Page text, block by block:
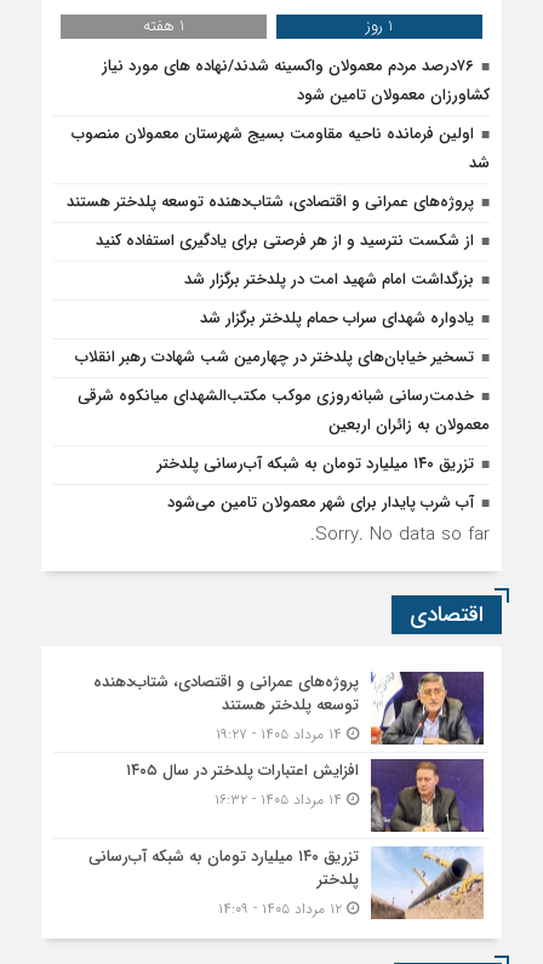
1 روز
1 هفته
۷۶درصد مردم معمولان واکسینه شدند/نهاده های مورد نیاز
کشاورزان معمولان تامین شود
اولین فرمانده ناحیه مقاومت بسیج شهرستان معمولان منصوب
شد
پروژه‌های عمرانی و اقتصادی، شتاب‌دهنده توسعه پلدختر هستند
از شکست نترسید و از هر فرصتی برای یادگیری استفاده کنید
بزرگداشت امام شهید امت در پلدختر برگزار شد
یادواره شهدای سراب حمام پلدختر برگزار شد
تسخیر خیابان‌های پلدختر در چهارمین شب شهادت رهبر انقلاب
خدمت‌رسانی شبانه‌روزی موکب مکتب‌الشهدای میانکوه شرقی
معمولان به زائران اربعین
تزریق ۱۴۰ میلیارد تومان به شبکه آب‌رسانی پلدختر
آب شرب پایدار برای شهر معمولان تامین می‌شود
Sorry. No data so far.
اقتصادی
پروژه‌های عمرانی و اقتصادی، شتاب‌دهنده
توسعه پلدختر هستند
افزایش اعتبارات پلدختر در سال ۱۴۰۵
تزریق ۱۴۰ میلیارد تومان به شبکه آب‌رسانی
پلدختر
۱۲ مرداد ۱۴۰۵ - ۱۴:۰۹